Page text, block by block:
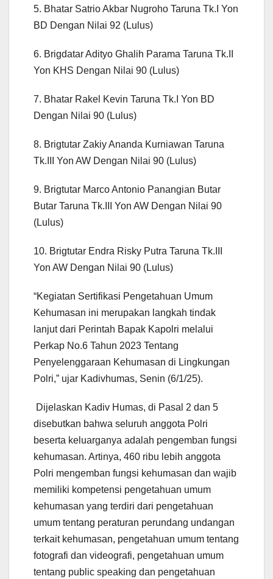
5. Bhatar Satrio Akbar Nugroho Taruna Tk.I Yon
BD Dengan Nilai 92 (Lulus)
6. Brigdatar Adityo Ghalih Parama Taruna Tk.II
Yon KHS Dengan Nilai 90 (Lulus)
7. Bhatar Rakel Kevin Taruna Tk.I Yon BD
Dengan Nilai 90 (Lulus)
8. Brigtutar Zakiy Ananda Kurniawan Taruna
Tk.III Yon AW Dengan Nilai 90 (Lulus)
9. Brigtutar Marco Antonio Panangian Butar
Butar Taruna Tk.III Yon AW Dengan Nilai 90
(Lulus)
10. Brigtutar Endra Risky Putra Taruna Tk.III
Yon AW Dengan Nilai 90 (Lulus)
“Kegiatan Sertifikasi Pengetahuan Umum
Kehumasan ini merupakan langkah tindak
lanjut dari Perintah Bapak Kapolri melalui
Perkap No.6 Tahun 2023 Tentang
Penyelenggaraan Kehumasan di Lingkungan
Polri,” ujar Kadivhumas, Senin (6/1/25).
Dijelaskan Kadiv Humas, di Pasal 2 dan 5
disebutkan bahwa seluruh anggota Polri
beserta keluarganya adalah pengemban fungsi
kehumasan. Artinya, 460 ribu lebih anggota
Polri mengemban fungsi kehumasan dan wajib
memiliki kompetensi pengetahuan umum
kehumasan yang terdiri dari pengetahuan
umum tentang peraturan perundang undangan
terkait kehumasan, pengetahuan umum tentang
fotografi dan videografi, pengetahuan umum
tentang public speaking dan pengetahuan